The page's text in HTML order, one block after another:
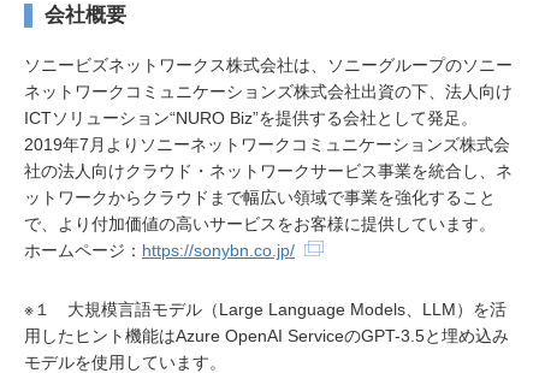
会社概要
ソニービズネットワークス株式会社は、ソニーグループのソニー
ネットワークコミュニケーションズ株式会社出資の下、法人向け
ICTソリューション“NURO Biz”を提供する会社として発足。
2019年7月よりソニーネットワークコミュニケーションズ株式会
社の法人向けクラウド・ネットワークサービス事業を統合し、ネ
ットワークからクラウドまで幅広い領域で事業を強化すること
で、より付加価値の高いサービスをお客様に提供しています。
ホームページ： https://sonybn.co.jp/
※１ 大規模言語モデル（Large Language Models、LLM）を活
用したヒント機能はAzure OpenAI ServiceのGPT-3.5と埋め込み
モデルを使用しています。